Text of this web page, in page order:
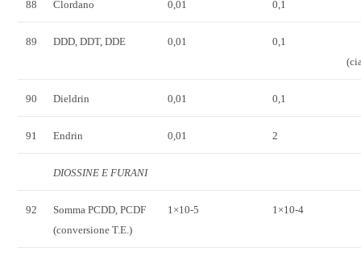
88 Clordano 0,01 0,1
89 DDD, DDT, DDE 0,01 0,1
90 Dieldrin 0,01 0,1
91 Endrin 0,01 2
DIOSSINE E FURANI
92
Somma PCDD, PCDF
(conversione T.E.)
1×10-5 1×10-4